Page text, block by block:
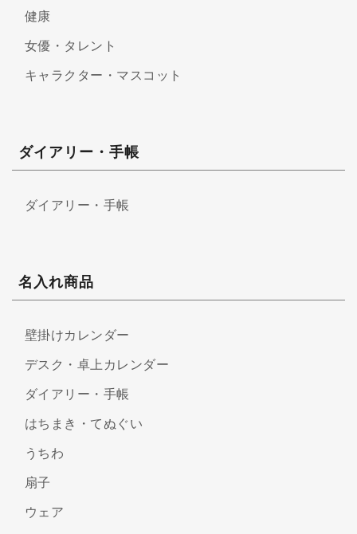
健康
女優・タレント
キャラクター・マスコット
ダイアリー・手帳
ダイアリー・手帳
名入れ商品
壁掛けカレンダー
デスク・卓上カレンダー
ダイアリー・手帳
はちまき・てぬぐい
うちわ
扇子
ウェア